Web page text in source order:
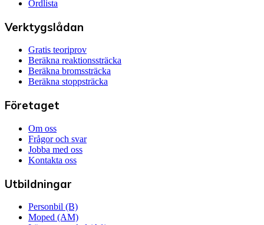
Ordlista
Verktygslådan
Gratis teoriprov
Beräkna reaktionssträcka
Beräkna bromssträcka
Beräkna stoppsträcka
Företaget
Om oss
Frågor och svar
Jobba med oss
Kontakta oss
Utbildningar
Personbil (B)
Moped (AM)